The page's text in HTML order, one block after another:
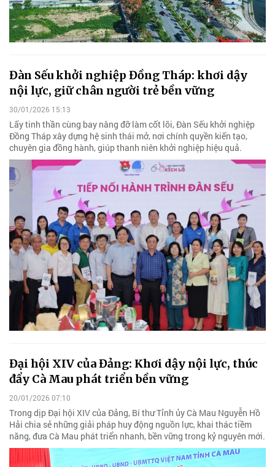
Đàn Sếu khởi nghiệp Đồng Tháp: khơi dậy
nội lực, giữ chân người trẻ bền vững
30/01/2026 15:13
Lấy tinh thần cùng bay nâng đỡ làm cốt lõi, Đàn Sếu khởi nghiệp
Đồng Tháp xây dựng hệ sinh thái mở, nơi chính quyền kiến tạo,
chuyên gia đồng hành, giúp thanh niên khởi nghiệp hiệu quả.
Đại hội XIV của Đảng: Khơi dậy nội lực, thúc
đẩy Cà Mau phát triển bền vững
20/01/2026 07:10
Trong dịp Đại hội XIV của Đảng, Bí thư Tỉnh ủy Cà Mau Nguyễn Hồ
Hải chia sẻ những giải pháp huy động nguồn lực, khai thác tiềm
năng, đưa Cà Mau phát triển nhanh, bền vững trong kỷ nguyên mới.